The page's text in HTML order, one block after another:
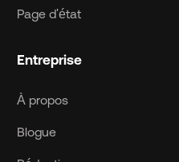
Page d'état
Entreprise
À propos
Blogue